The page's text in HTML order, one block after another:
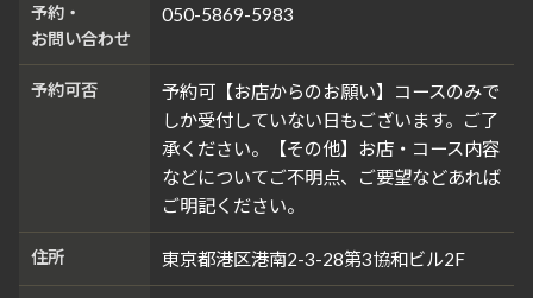
予約・
お問い合わせ
050-5869-5983
予約可否
予約可【お店からのお願い】コースのみで
しか受付していない日もございます。ご了
承ください。【その他】お店・コース内容
などについてご不明点、ご要望などあれば
ご明記ください。
住所 東京都港区港南2-3-28第3協和ビル2F